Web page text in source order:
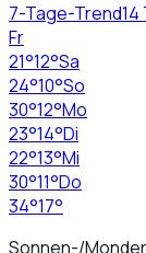
7-Tage-Trend
Fr
21°12°Sa
24°10°So
30°12°Mo
23°14°Di
22°13°Mi
30°11°Do
34°17°
Sonnen-/